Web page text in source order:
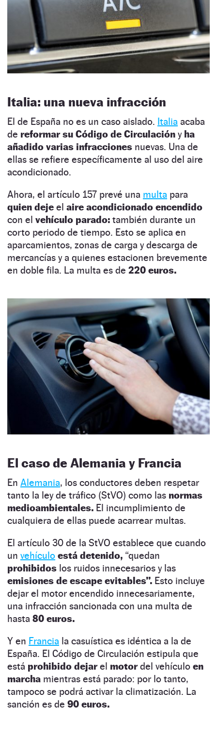
Italia: una nueva infracción
El de España no es un caso aislado. Italia acaba
de reformar su Código de Circulación y ha
añadido varias infracciones nuevas. Una de
ellas se refiere específicamente al uso del aire
acondicionado.
Ahora, el artículo 157 prevé una multa para
quien deje el aire acondicionado encendido
con el vehículo parado: también durante un
corto periodo de tiempo. Esto se aplica en
aparcamientos, zonas de carga y descarga de
mercancías y a quienes estacionen brevemente
en doble fila. La multa es de 220 euros.
El caso de Alemania y Francia
En Alemania, los conductores deben respetar
tanto la ley de tráfico (StVO) como las normas
medioambientales. El incumplimiento de
cualquiera de ellas puede acarrear multas.
El artículo 30 de la StVO establece que cuando
un vehículo está detenido, “quedan
prohibidos los ruidos innecesarios y las
emisiones de escape evitables”. Esto incluye
dejar el motor encendido innecesariamente,
una infracción sancionada con una multa de
hasta 80 euros.
Y en Francia la casuística es idéntica a la de
España. El Código de Circulación estipula que
está prohibido dejarel motordel vehículo en
marcha mientras está parado: por lo tanto,
tampoco se podrá activar la climatización. La
sanción es de 90 euros.